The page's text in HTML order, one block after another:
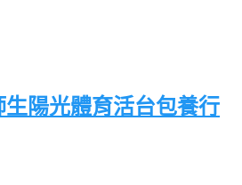
陽光體育活台包養行